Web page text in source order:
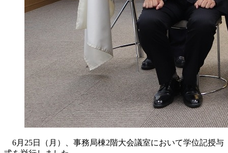
6月25日（月）、事務局棟2階大会議室において学位記授与